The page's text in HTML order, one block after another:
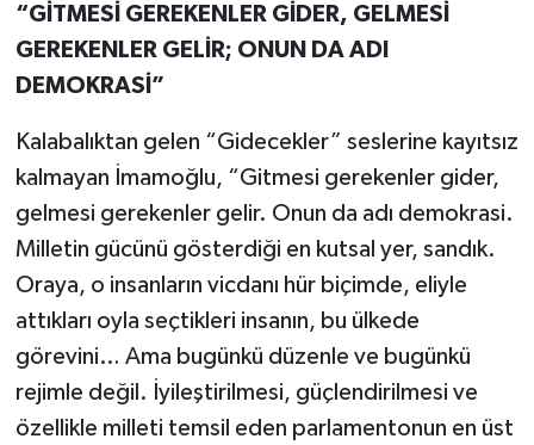
“GİTMESİ GEREKENLER GİDER, GELMESİ
GEREKENLER GELİR; ONUN DA ADI
DEMOKRASİ”
Kalabalıktan gelen “Gidecekler” seslerine kayıtsız
kalmayan İmamoğlu, “Gitmesi gerekenler gider,
gelmesi gerekenler gelir. Onun da adı demokrasi.
Milletin gücünü gösterdiği en kutsal yer, sandık.
Oraya, o insanların vicdanı hür biçimde, eliyle
attıkları oyla seçtikleri insanın, bu ülkede
görevini… Ama bugünkü düzenle ve bugünkü
rejimle değil. İyileştirilmesi, güçlendirilmesi ve
özellikle milleti temsil eden parlamentonun en üst